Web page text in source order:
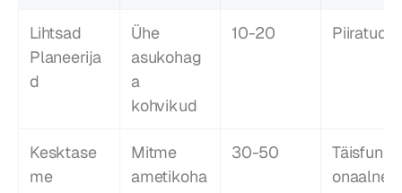
Lihtsad
Planeerija
d
Ühe
asukohag
a
kohvikud
10-20 Piiratud
Kesktase
me
Mitme
ametikoha
30-50
onaalne